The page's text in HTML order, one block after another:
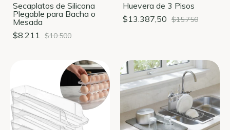
Secaplatos de Silicona
Plegable para Bacha o
Mesada
$8.211 $10.500
Huevera de 3 Pisos
$13.387,50 $15.750